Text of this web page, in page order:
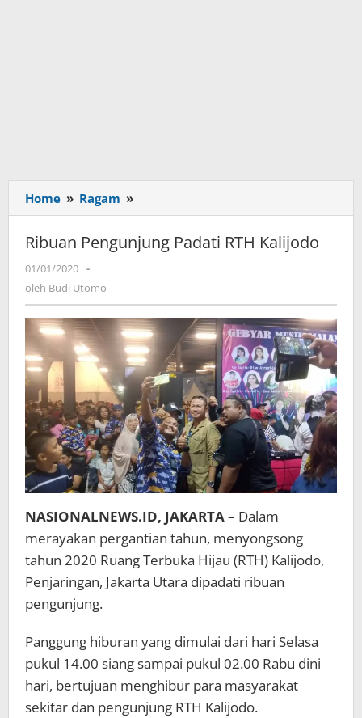
Home » Ragam »
Pengunjung
Padati
RTH
Ribuan Pengunjung Padati RTH Kalijodo
01/01/2020 oleh
Budi
-
oleh Budi Utomo
NASIONALNEWS.ID, JAKARTA– Dalam
merayakan pergantian tahun, menyongsong
tahun 2020 Ruang Terbuka Hijau (RTH) Kalijodo,
Penjaringan, Jakarta Utara dipadati ribuan
pengunjung.
Panggung hiburan yang dimulai dari hari Selasa
pukul 14.00 siang sampai pukul 02.00 Rabu dini
hari, bertujuan menghibur para masyarakat
sekitar dan pengunjung RTH Kalijodo.